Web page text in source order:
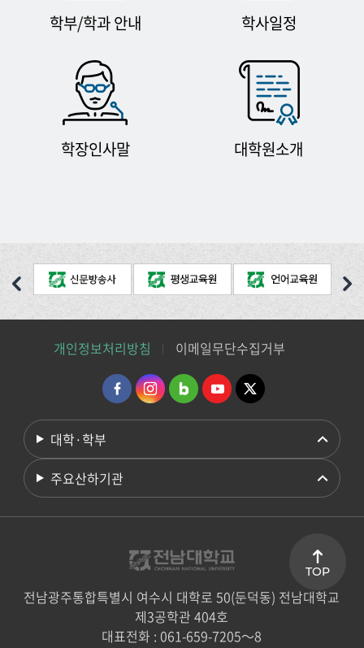
학부/학과 안내 학사일정
학장인사말 대학원소개
개인정보처리방침 이메일무단수집거부
대학·학부
주요산하기관
전남광주통합특별시 여수시 대학로 50(둔덕동) 전남대학교
제3공학관 404호
대표전화 : 061-659-7205～8
TOP